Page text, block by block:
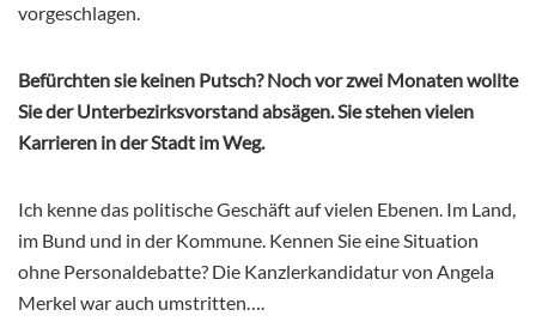
vorgeschlagen.
Befürchten sie keinen Putsch? Noch vor zwei Monaten wollte
Sie der Unterbezirksvorstand absägen. Sie stehen vielen
Karrieren in der Stadt im Weg.
Ich kenne das politische Geschäft auf vielen Ebenen. Im Land,
im Bund und in der Kommune. Kennen Sie eine Situation
ohne Personaldebatte? Die Kanzlerkandidatur von Angela
Merkel war auch umstritten….